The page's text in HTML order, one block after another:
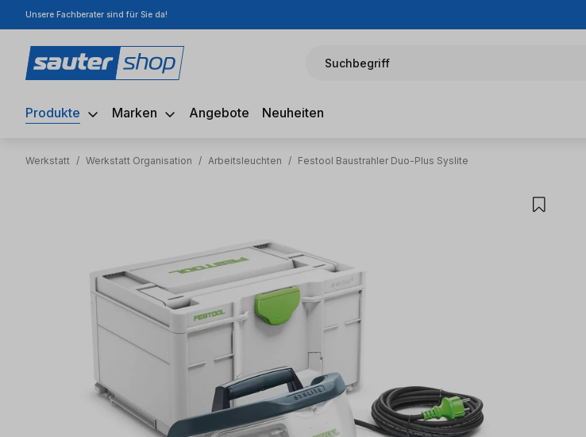
Hauptinhalt springen
Zur Suche springen
Zur Hauptnavigation springen
Unsere Fachberater sind für Sie da!
Suchbegriff
Produkte Marken Angebote Neuheiten
Werkstatt / Werkstatt Organisation / Arbeitsleuchten / Festool Baustrahler Duo-Plus Syslite